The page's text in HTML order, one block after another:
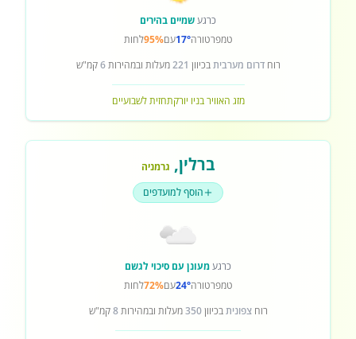
כרגעשמיים בהירים
טמפרטורה17°עם95%לחות
רוחדרום מערביתבכיוון 221מעלות ובמהירות6קמ"ש
מזג האוויר בניו יורקתחזית לשבועיים
ברלין, גרמניה
הוסף למועדפים
כרגעמעונן עם סיכוי לגשם
טמפרטורה24°עם72%לחות
רוחצפוניתבכיוון350מעלות ובמהירות8קמ"ש